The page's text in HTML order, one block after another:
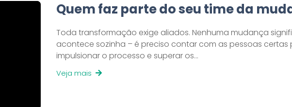
Quem faz parte do seu time da
Toda transformação exige aliados. Nenhuma mudança
acontece sozinha – é preciso contar com as pessoas certas
impulsionar o processo e superar os…
Veja mais